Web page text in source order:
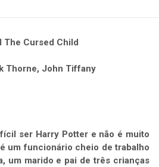
The Cursed Child
Thorne, John Tiffany
ser Harry Potter e não é muito
um funcionário cheio de trabalho
um marido e pai de três crianças